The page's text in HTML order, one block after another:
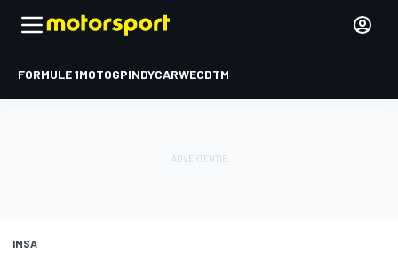
FORMULE 1MOTOGPINDYCARWECDTM
IMSA